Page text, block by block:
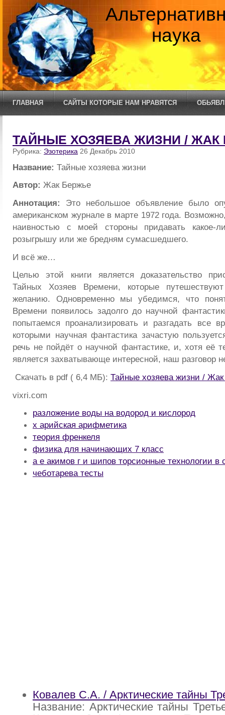
наука
ГЛАВНАЯ САЙТЫ КОТОРЫЕ НАМ НРАВЯТСЯ
ТАЙНЫЕ ХОЗЯЕВА ЖИЗНИ / ЖАК
Рубрика: Эзотерика 26 Декабрь 2010
Название: Тайные хозяева жизни
Автор: Жак Бержье
Аннотация: Это небольшое объявление было
американском журнале в марте 1972 года.
наивностью с моей стороны придавать какое-
розыгрышу или же бредням сумасшедшего.
И всё же…
Целью этой книги является доказательство
Тайных Хозяев Времени, которые
желанию. Одновременно мы убедимся, что
Времени появилось задолго до научной
попытаемся проанализировать и разгадать все
которыми научная фантастика зачастую
речь не пойдёт о научной фантастике, и, хотя её
является захватывающе интересной, наш разговор
Скачать в pdf ( 6,4 МБ): Тайные хозяева жизни /
vixri.com
разложение воды на водород и кислород
х арийская арифметика
теория френкеля
физика для начинающих 7 класс
а е акимов г и шипов торсионные технологии в
чеботарева тесты
Ковалев С.А. / Арктические тайны
Название: Арктические тайны